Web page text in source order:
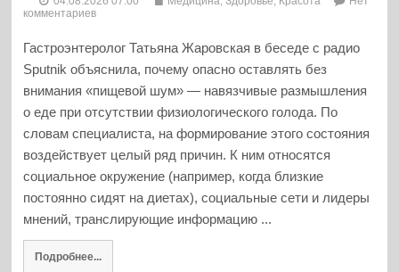
комментариев
Гастроэнтеролог Татьяна Жаровская в беседе с радио
Sputnik объяснила, почему опасно оставлять без
внимания «пищевой шум» — навязчивые размышления
о еде при отсутствии физиологического голода. По
словам специалиста, на формирование этого состояния
воздействует целый ряд причин. К ним относятся
социальное окружение (например, когда близкие
постоянно сидят на диетах), социальные сети и лидеры
мнений, транслирующие информацию ...
Подробнее...